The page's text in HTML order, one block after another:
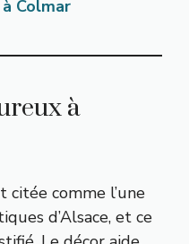
Colmar
à
comme l’une
d’Alsace, et ce